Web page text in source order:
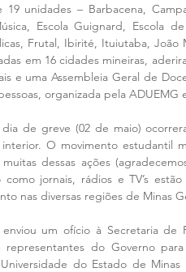
19 unidades – Barbacena,
Escola Guignard, Escola
Frutal, Ibirité, Ituiutaba, João
em 16 cidades mineiras,
e uma Assembleia Geral de
organizada pela ADUEMG
de greve (02 de maio)
O movimento estudantil
dessas ações
como jornais, rádios e TV’s
nas diversas regiões de Minas
um ofício à Secretaria de
representantes do Governo
do Estado de